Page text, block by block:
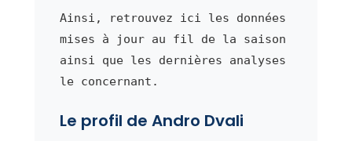
Ainsi, retrouvez ici les données
mises à jour au fil de la saison
ainsi que les dernières analyses
le concernant.
Le profil de Andro Dvali